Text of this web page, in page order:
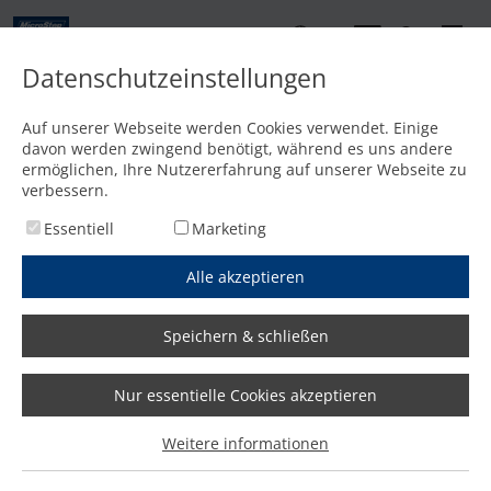
Startseite /Features/3D-Schneidkopf für Fasenschnitte bis 45°
Datenschutzeinstellungen
Auf unserer Webseite werden Cookies verwendet. Einige
davon werden zwingend benötigt, während es uns andere
ermöglichen, Ihre Nutzererfahrung auf unserer Webseite zu
verbessern.
Essentiell
Marketing
Alle akzeptieren
Speichern & schließen
Nur essentielle Cookies akzeptieren
Weitere informationen